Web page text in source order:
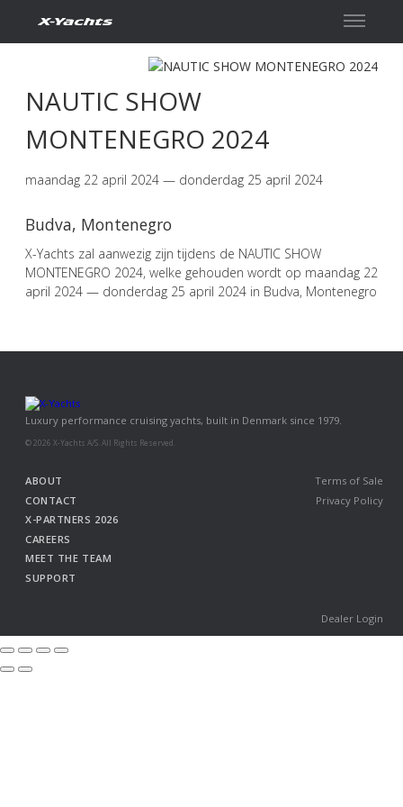
NAUTIC SHOW
MONTENEGRO 2024
maandag 22 april 2024 — donderdag 25 april 2024
Budva, Montenegro
X-Yachts zal aanwezig zijn tijdens de NAUTIC SHOW
MONTENEGRO 2024, welke gehouden wordt op maandag 22
april 2024 — donderdag 25 april 2024 in Budva, Montenegro
Luxury performance cruising yachts, built in Denmark since 1979.
© 2026 X-Yachts A/S. All Rights Reserved.
ABOUT
CONTACT
X-PARTNERS 2026
CAREERS
MEET THE TEAM
SUPPORT
Dealer Login
Terms of Sale
Privacy Policy